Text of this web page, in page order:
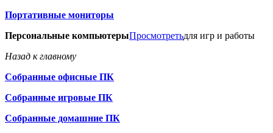
Портативные мониторы
Персональные компьютерыПросмотретьдля игр и работы
Назад к главному
Собранные офисные ПК
Собранные игровые ПК
Собранные домашние ПК